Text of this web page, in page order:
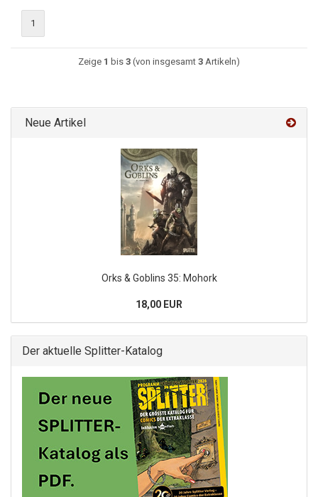
1
Zeige 1 bis 3 (von insgesamt 3 Artikeln)
Neue Artikel
Orks & Goblins 35: Mohork
18,00 EUR
Der aktuelle Splitter-Katalog